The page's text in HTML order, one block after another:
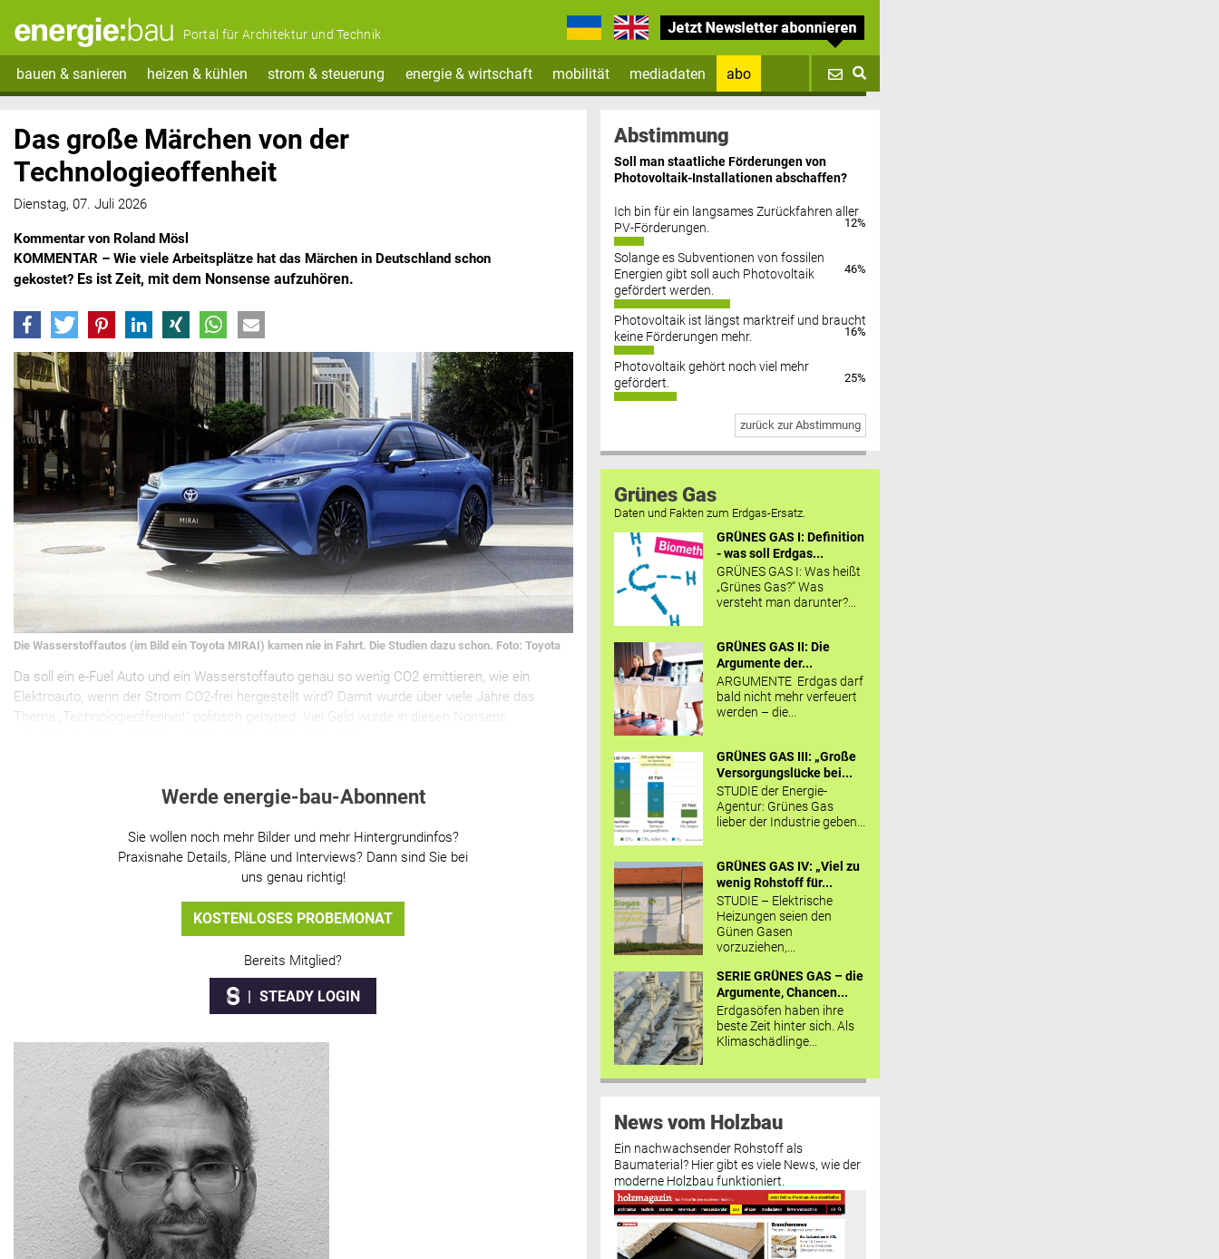
Portal für Architektur und Technik
bauen & sanieren heizen & kühlen strom & steuerung energie & wirtschaft mobilität mediadaten
abo
Datenschutz FAQs
Das große Märchen von der
Technologieoffenheit
Dienstag, 07. Juli 2026
Kommentar von Roland Mösl
KOMMENTAR – Wie viele Arbeitsplätze hat das Märchen in Deutschland schon
gekostet? Es ist Zeit, mit dem Nonsense aufzuhören.
Die Wasserstoffautos (im Bild ein Toyota MIRAI) kamen nie in Fahrt. Die Studien dazu schon. Foto: Toyota
Da soll ein e-Fuel Auto und ein Wasserstoffauto genau so wenig CO2 emittieren, wie ein
Elektroauto, wenn der Strom CO2-frei hergestellt wird? Damit wurde über viele Jahre das
Thema „Technologieoffenheit“ politisch gehyped. Viel Geld wurde in diesen Nonsens
Werde energie-bau-Abonnent
Sie wollen noch mehr Bilder und mehr Hintergrundinfos?
Praxisnahe Details, Pläne und Interviews? Dann sind Sie bei
uns genau richtig!
KOSTENLOSES PROBEMONAT
Bereits Mitglied?
STEADY LOGIN
Abstimmung
Soll man staatliche Förderungen von
Photovoltaik-Installationen abschaffen?
Ich bin für ein langsames Zurückfahren aller
PV-Förderungen.
12%
Solange es Subventionen von fossilen
Energien gibt soll auch Photovoltaik
gefördert werden.
46%
Photovoltaik ist längst marktreif und braucht
keine Förderungen mehr.
16%
Photovoltaik gehört noch viel mehr
gefördert.
25%
zurück zur Abstimmung
Grünes Gas
Daten und Fakten zum Erdgas-Ersatz.
GRÜNES GAS I: Definition
- was soll Erdgas...
GRÜNES GAS I: Was heißt
„Grünes Gas?“ Was
versteht man darunter?...
GRÜNES GAS II: Die
Argumente der...
ARGUMENTE Erdgas darf
bald nicht mehr verfeuert
werden – die...
GRÜNES GAS III: „Große
Versorgungslücke bei...
STUDIE der Energie-
Agentur: Grünes Gas
lieber der Industrie geben...
GRÜNES GAS IV: „Viel zu
wenig Rohstoff für...
STUDIE – Elektrische
Heizungen seien den
Günen Gasen
vorzuziehen,...
SERIE GRÜNES GAS – die
Argumente, Chancen...
Erdgasöfen haben ihre
beste Zeit hinter sich. Als
Klimaschädlinge...
News vom Holzbau
Ein nachwachsender Rohstoff als
Baumaterial? Hier gibt es viele News, wie der
moderne Holzbau funktioniert.